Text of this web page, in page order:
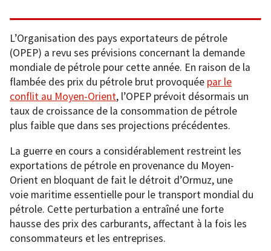
L’Organisation des pays exportateurs de pétrole
(OPEP) a revu ses prévisions concernant la demande
mondiale de pétrole pour cette année. En raison de la
flambée des prix du pétrole brut provoquée par le
conflit au Moyen-Orient, l’OPEP prévoit désormais un
taux de croissance de la consommation de pétrole
plus faible que dans ses projections précédentes.
La guerre en cours a considérablement restreint les
exportations de pétrole en provenance du Moyen-
Orient en bloquant de fait le détroit d’Ormuz, une
voie maritime essentielle pour le transport mondial du
pétrole. Cette perturbation a entraîné une forte
hausse des prix des carburants, affectant à la fois les
consommateurs et les entreprises.